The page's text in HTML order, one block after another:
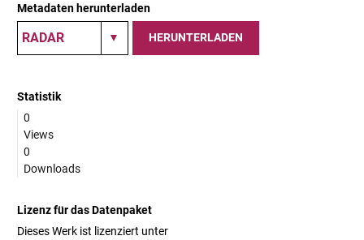
Metadaten herunterladen
HERUNTERLADEN
Statistik
0
Views
0
Downloads
Lizenz für das Datenpaket
Dieses Werk ist lizenziert unter